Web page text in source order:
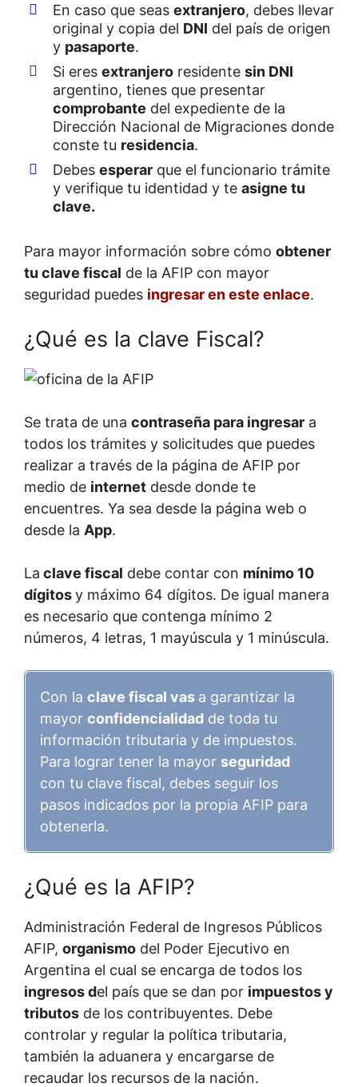
En caso que seas extranjero, debes llevar
original y copia del DNI del país de origen
y pasaporte.
Si eres extranjero residente sin DNI
argentino, tienes que presentar
comprobante del expediente de la
Dirección Nacional de Migraciones donde
conste tu residencia.
Debes esperar que el funcionario trámite
y verifique tu identidad y te asigne tu
clave.
Para mayor información sobre cómo obtener
tu clave fiscal de la AFIP con mayor
seguridad puedes ingresar en este enlace.
¿Qué es la clave Fiscal?
Se trata de una contraseña para ingresar a
todos los trámites y solicitudes que puedes
realizar a través de la página de AFIP por
medio de internet desde donde te
encuentres. Ya sea desde la página web o
desde la App.
La clave fiscal debe contar con mínimo 10
dígitosy máximo 64 dígitos. De igual manera
es necesario que contenga mínimo 2
números, 4 letras, 1 mayúscula y 1 minúscula.
Con la clave fiscal vas a garantizar la
mayor confidencialidad de toda tu
información tributaria y de impuestos.
Para lograr tener la mayor seguridad
con tu clave fiscal, debes seguir los
pasos indicados por la propia AFIP para
obtenerla.
¿Qué es la AFIP?
Administración Federal de Ingresos Públicos
AFIP, organismo del Poder Ejecutivo en
Argentina el cual se encarga de todos los
ingresos del país que se dan por impuestos y
tributos de los contribuyentes. Debe
controlar y regular la política tributaria,
también la aduanera y encargarse de
recaudar los recursos de la nación.